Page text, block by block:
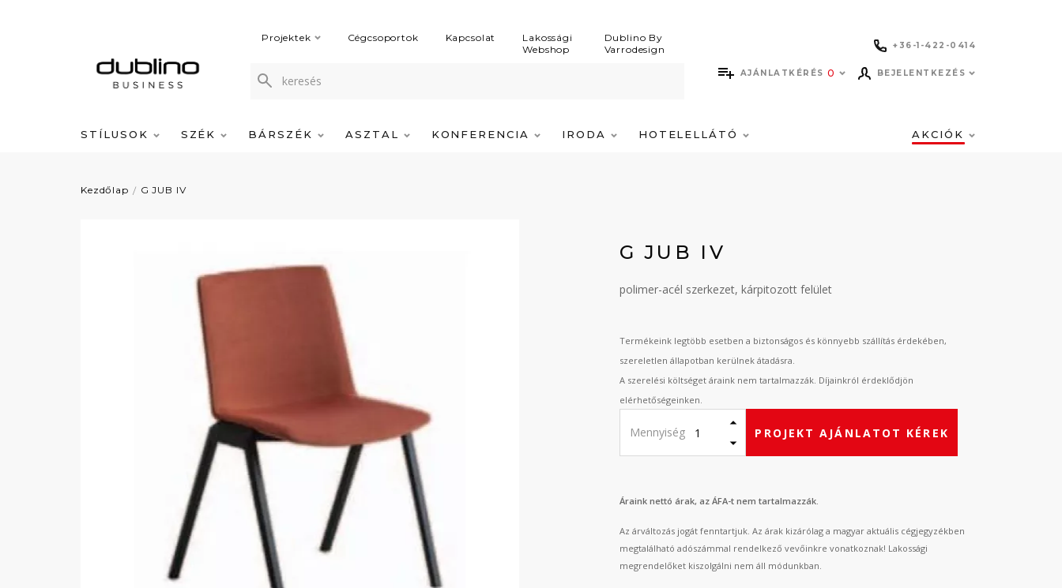
Projektek Cégcsoportok Kapcsolat
Lakossági
Webshop
Dublino By
Varrodesign
+36-1-422-0414
AJÁNLATKÉRÉS 0 BEJELENTKEZÉS
STÍLUSOK SZÉK BÁRSZÉK ASZTAL KONFERENCIA IRODA HOTELELLÁTÓ AKCIÓK
Kezdőlap G JUB IV
G JUB IV
polimer-acél szerkezet, kárpitozott felület
Termékeink legtöbb esetben a biztonságos és könnyebb szállítás érdekében,
szereletlen állapotban kerülnek átadásra.
A szerelési költséget áraink nem tartalmazzák. Díjainkról érdeklődjön
elérhetőségeinken.
Mennyiség PROJEKT AJÁNLATOT KÉREK
Áraink nettó árak, az ÁFA-t nem tartalmazzák.
Az árváltozás jogát fenntartjuk. Az árak kizárólag a magyar aktuális cégjegyzékben
megtalálható adószámmal rendelkező vevőinkre vonatkoznak! Lakossági
megrendelőket kiszolgálni nem áll módunkban.